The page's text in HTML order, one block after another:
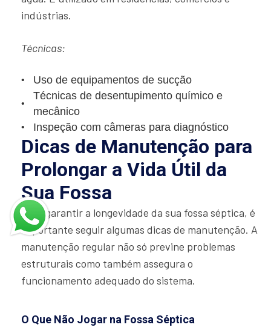
indústrias.
Técnicas:
Uso de equipamentos de sucção
Técnicas de desentupimento químico e
mecânico
Inspeção com câmeras para diagnóstico
Dicas de Manutenção para
Prolongar a Vida Útil da
Sua Fossa
Para garantir a longevidade da sua fossa séptica, é
importante seguir algumas dicas de manutenção. A
manutenção regular não só previne problemas
estruturais como também assegura o
funcionamento adequado do sistema.
O Que Não Jogar na Fossa Séptica